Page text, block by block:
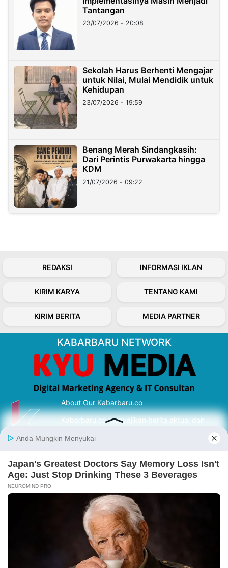
Tantangan
23/07/2026 - 20:08
Sekolah Harus Berhenti Mengajar
untuk Nilai, Mulai Mendidik untuk
Kehidupan
23/07/2026 - 19:59
Benang Merah Sindangkasih:
Dari Perintis Purwakarta hingga
KDM
21/07/2026 - 09:22
REDAKSI INFORMASI IKLAN
KIRIM KARYA TENTANG KAMI
KIRIM BERITA MEDIA PARTNER
KABARBARU NETWORK
About Our Kabarbaru.co
Kabarbaru.co menyajikan berita aktual dan
serta terverifikasi dari sumber yang tepat.
Follow Kabarbaru
Kabarbaru.co
Copyright © 2026. All rights reserved